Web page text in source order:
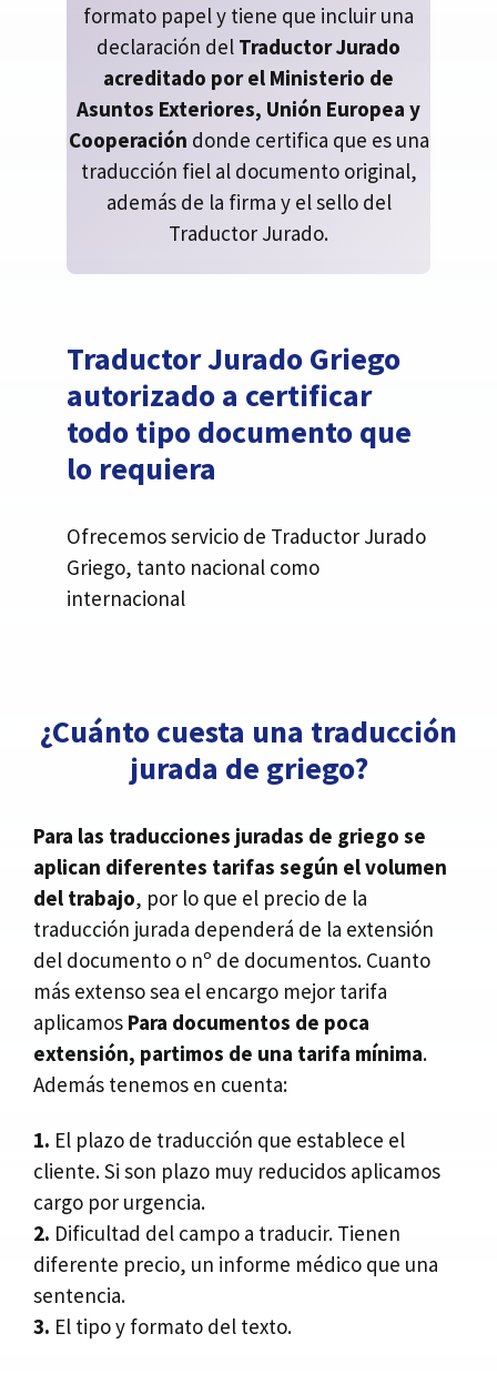
formato papel y tiene que incluir una
declaración del Traductor Jurado
acreditado por el Ministerio de
Asuntos Exteriores, Unión Europea y
Cooperación donde certifica que es una
traducción fiel al documento original,
además de la firma y el sello del
Traductor Jurado.
Traductor Jurado Griego
autorizado a certificar
todo tipo documento que
lo requiera
Ofrecemos servicio de Traductor Jurado
Griego, tanto nacional como
internacional
¿Cuánto cuesta una traducción
jurada de griego?
Para las traducciones juradas de griego se
aplican diferentes tarifas según el volumen
del trabajo, por lo que el precio de la
traducción jurada dependerá de la extensión
del documento o nº de documentos. Cuanto
más extenso sea el encargo mejor tarifa
aplicamos Para documentos de poca
extensión, partimos de una tarifa mínima.
Además tenemos en cuenta:
1. El plazo de traducción que establece el
cliente. Si son plazo muy reducidos aplicamos
cargo por urgencia.
2. Dificultad del campo a traducir. Tienen
diferente precio, un informe médico que una
sentencia.
3. El tipo y formato del texto.